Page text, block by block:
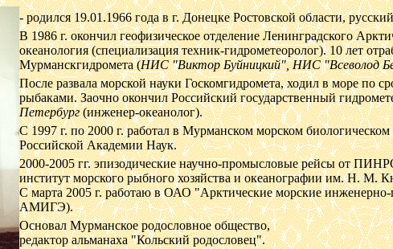
- родился 19.01.1966 года в г. Донецке Ростовской области,
В 1986 г. окончил геофизическое отделение Ленинградского
океанология (специализация техник-гидрометеоролог). 10 лет
Мурманскгидромета (НИС "Виктор Буйницкий", НИС "Всеволод
После развала морской науки Госкомгидромета, ходил в море по
рыбаками. Заочно окончилРоссийский государственный
Петербург(инженер-океанолог).
С 1997 г. по 2000 г. работал в Мурманском морском
Российской Академии Наук.
2000-2005 гг. эпизодические научно-промысловые рейсы от
институт морского рыбного хозяйства и океанографии им. Н. М.
С марта 2005 г. работаю в ОАО "Арктические морские
АМИГЭ).
Основал Мурманское родословное общество,
редактор альманаха "Кольский родословец".